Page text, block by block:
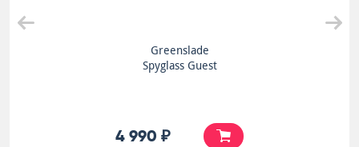
Greenslade
Spyglass Guest
4 990 ₽